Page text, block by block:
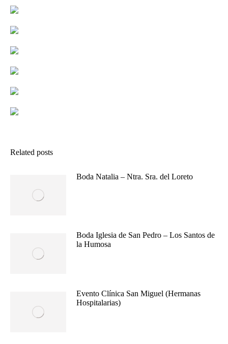
Related posts
Boda Natalia – Ntra. Sra. del Loreto
Boda Iglesia de San Pedro – Los Santos de
la Humosa
Evento Clínica San Miguel (Hermanas
Hospitalarias)